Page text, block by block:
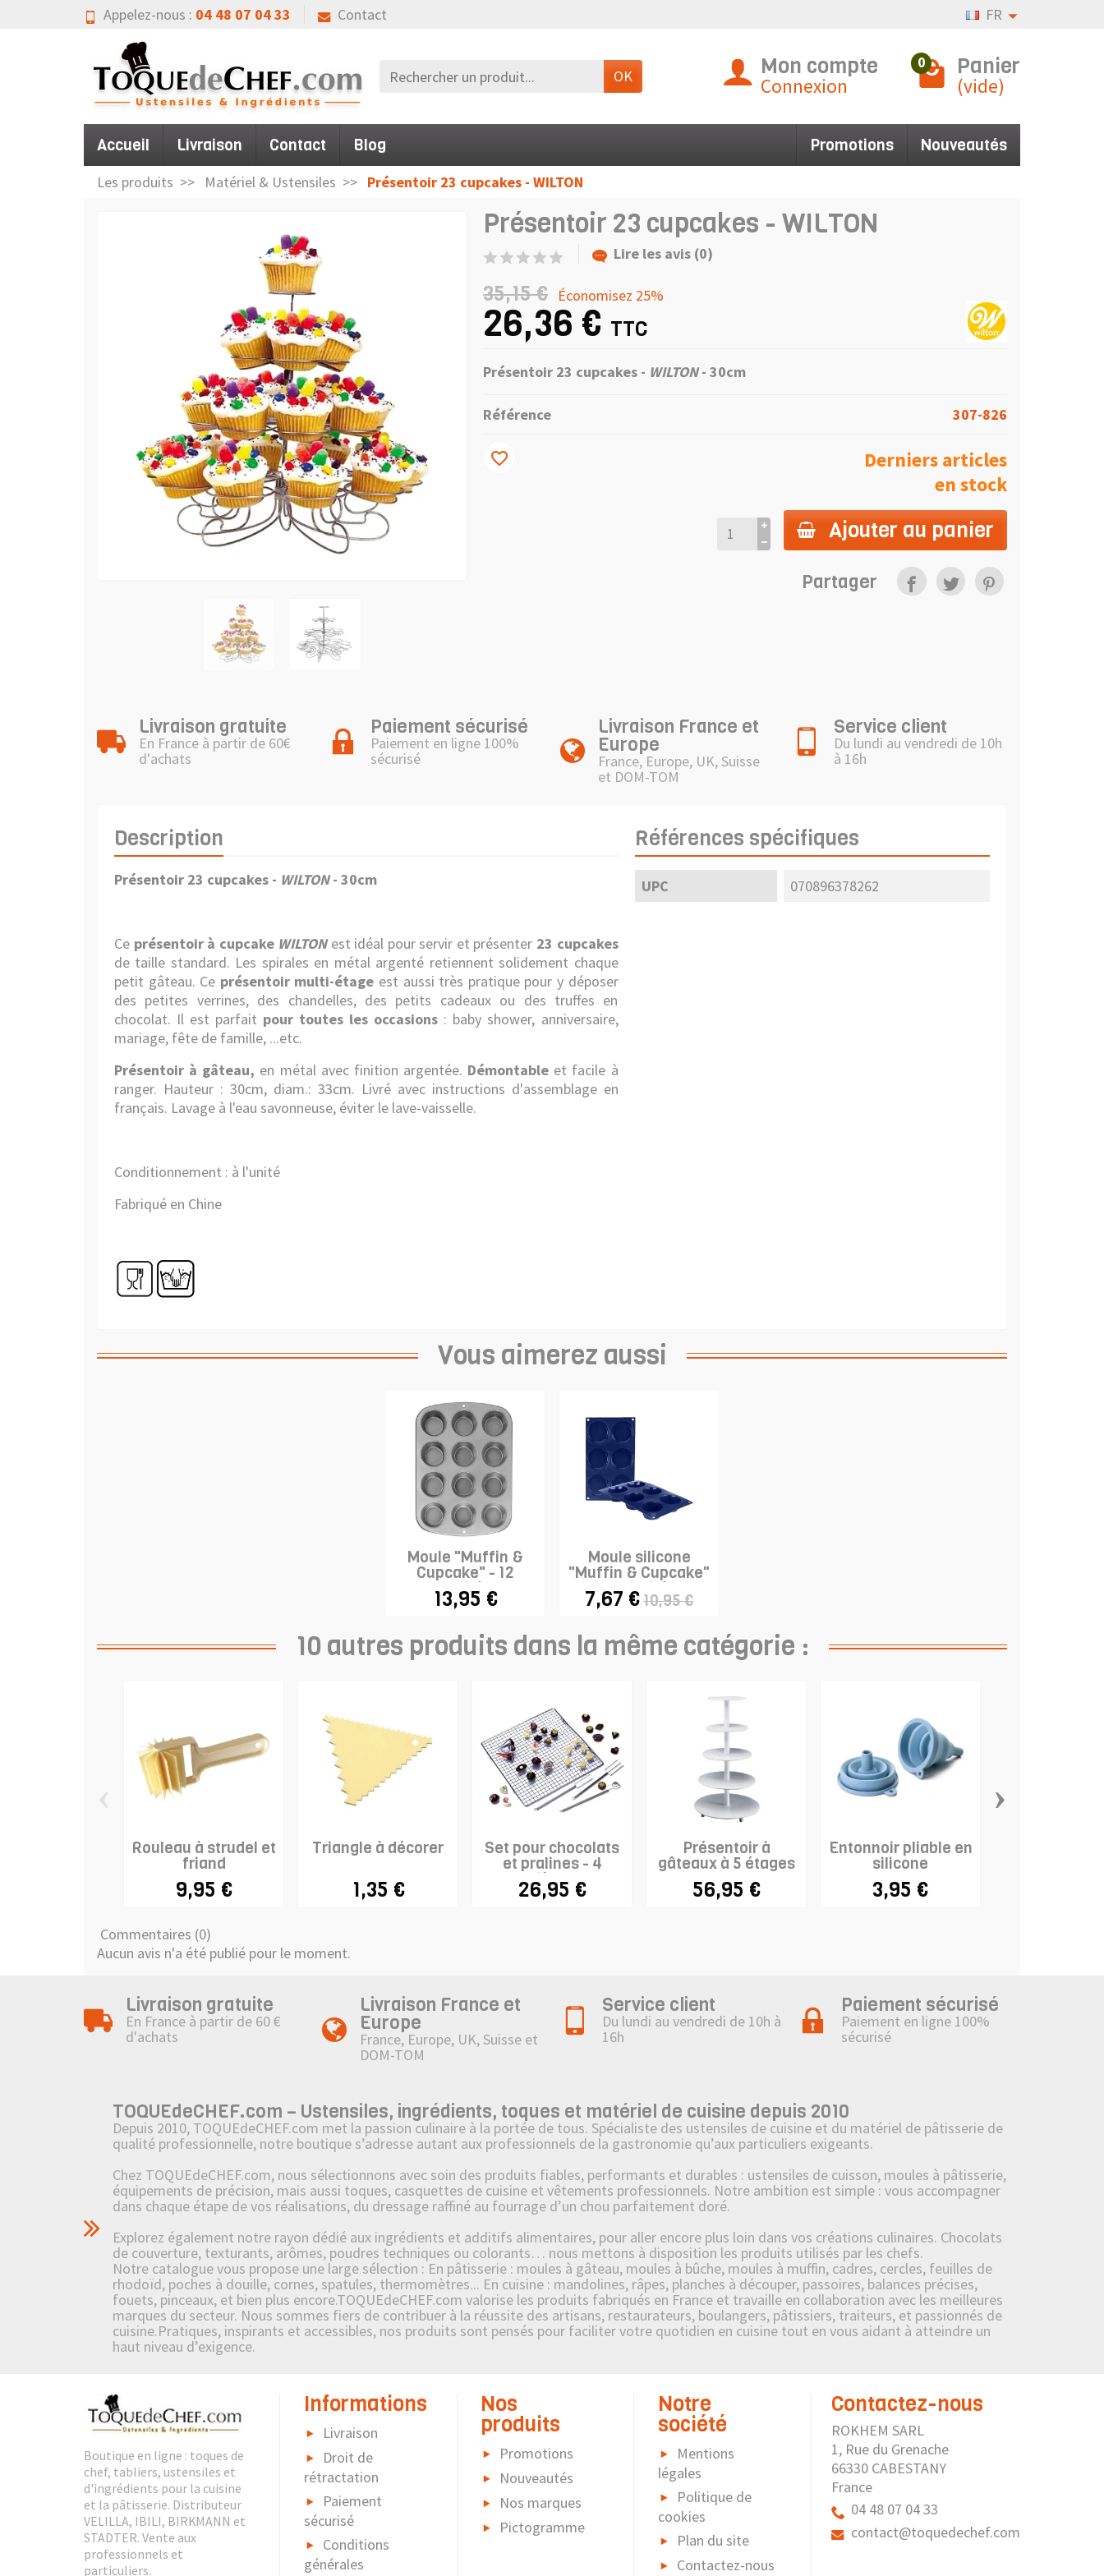
Appelez-nous : 04 48 07 04 33 Contact FR
OK Mon compte
Connexion
0 Panier
(vide)
Accueil Livraison Contact Blog Promotions Nouveautés
Les produits Matériel & Ustensiles Présentoir 23 cupcakes - WILTON
Présentoir 23 cupcakes - WILTON
Lire les avis (0)
35,15 € Économisez 25%
26,36 € TTC
Présentoir 23 cupcakes - WILTON- 30cm
Référence 307-826
Derniers articles
en stock
Ajouter au panier
favorite_border
Partager
Livraison gratuite
En France à partir de 60€
d'achats
Paiement sécurisé
Paiement en ligne 100%
sécurisé
Livraison France et
Europe
France, Europe, UK, Suisse
et DOM-TOM
Service client
Du lundi au vendredi de 10h
à 16h
Description
Présentoir 23 cupcakes - WILTON- 30cm
Ce présentoir à cupcake WILTONest idéal pour servir et présenter 23 cupcakes
de taille standard. Les spirales en métal argenté retiennent solidement chaque
petit gâteau. Ce présentoir multi-étage est aussi très pratique pour y déposer
des petites verrines, des chandelles, des petits cadeaux ou des truffes en
chocolat. Il est parfait pour toutes les occasions : baby shower, anniversaire,
mariage, fête de famille, ...etc.
Présentoir à gâteau, en métal avec finition argentée. Démontable et facile à
ranger. Hauteur : 30cm, diam.: 33cm. Livré avec instructions d'assemblage en
français. Lavage à l'eau savonneuse, éviter le lave-vaisselle.
Conditionnement : à l'unité
Fabriqué en Chine
Références spécifiques
UPC 070896378262
Vous aimerez aussi
Moule "Muffin &
Cupcake" - 12
cavités
13,95 €
Moule silicone
"Muffin & Cupcake"
- 6 cavités
7,67 €10,95 €
10 autres produits dans la même catégorie :
Rouleau à strudel et
friand
9,95 €
Triangle à décorer
1,35 €
Set pour chocolats
et pralines - 4
pièces
26,95 €
Présentoir à
gâteaux à 5 étages
56,95 €
Entonnoir pliable en
silicone
3,95 €
›
Commentaires (0)
Aucun avis n'a été publié pour le moment.
Livraison gratuite
En France à partir de 60 €
d'achats
Livraison France et
Europe
France, Europe, UK, Suisse et
DOM-TOM
Service client
Du lundi au vendredi de 10h à
16h
Paiement sécurisé
Paiement en ligne 100%
sécurisé
TOQUEdeCHEF.com – Ustensiles, ingrédients, toques et matériel de cuisine depuis 2010
Depuis 2010, TOQUEdeCHEF.com met la passion culinaire à la portée de tous. Spécialiste des ustensiles de cuisine et du matériel de pâtisserie de
qualité professionnelle, notre boutique s’adresse autant aux professionnels de la gastronomie qu’aux particuliers exigeants.
Chez TOQUEdeCHEF.com, nous sélectionnons avec soin des produits fiables, performants et durables : ustensiles de cuisson, moules à pâtisserie,
équipements de précision, mais aussi toques, casquettes de cuisine et vêtements professionnels. Notre ambition est simple : vous accompagner
dans chaque étape de vos réalisations, du dressage raffiné au fourrage d’un chou parfaitement doré.
Explorez également notre rayon dédié aux ingrédients et additifs alimentaires, pour aller encore plus loin dans vos créations culinaires. Chocolats
de couverture, texturants, arômes, poudres techniques ou colorants… nous mettons à disposition les produits utilisés par les chefs.
Notre catalogue vous propose une large sélection : En pâtisserie : moules à gâteau, moules à bûche, moules à muffin, cadres, cercles, feuilles de
rhodoïd, poches à douille, cornes, spatules, thermomètres... En cuisine : mandolines, râpes, planches à découper, passoires, balances précises,
fouets, pinceaux, et bien plus encore.TOQUEdeCHEF.com valorise les produits fabriqués en France et travaille en collaboration avec les meilleures
marques du secteur. Nous sommes fiers de contribuer à la réussite des artisans, restaurateurs, boulangers, pâtissiers, traiteurs, et passionnés de
cuisine.Pratiques, inspirants et accessibles, nos produits sont pensés pour faciliter votre quotidien en cuisine tout en vous aidant à atteindre un
haut niveau d’exigence.
Boutique en ligne : toques de
chef, tabliers, ustensiles et
d'ingrédients pour la cuisine
et la pâtisserie. Distributeur
VELILLA, IBILI, BIRKMANN et
STADTER. Vente aux
professionnels et
particuliers.
Informations
Livraison
Droit de
rétractation
Paiement
sécurisé
Conditions
générales
Nos
produits
Promotions
Nouveautés
Nos marques
Pictogramme
Notre
société
Mentions
légales
Politique de
cookies
Plan du site
Contactez-nous
Contactez-nous
ROKHEM SARL
1, Rue du Grenache
66330 CABESTANY
France
04 48 07 04 33
contact@toquedechef.com